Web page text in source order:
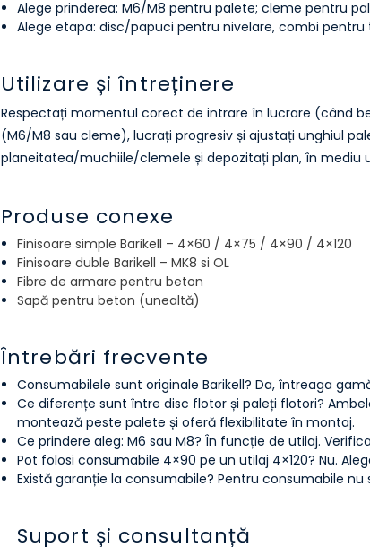
Alege prinderea: M6/M8 pentru palete; cleme pentru
Alege etapa: disc/papuci pentru nivelare, combi
Utilizare și întreținere
Respectați momentul corect de intrare în lucrare (când
(M6/M8 sau cleme), lucrați progresiv și ajustați unghiul
planeitatea/muchiile/clemele și depozitați plan, în mediu
Produse conexe
Finisoare simple Barikell – 4×60 / 4×75 / 4×90 / 4×120
Finisoare duble Barikell – MK8 si OL
Fibre de armare pentru beton
Sapă pentru beton (unealtă)
Întrebări frecvente
Consumabilele sunt originale Barikell? Da, întreaga
Ce diferențe sunt între disc flotor și paleți flotori?
montează peste palete și oferă flexibilitate în montaj.
Ce prindere aleg: M6 sau M8? În funcție de utilaj.
Pot folosi consumabile 4×90 pe un utilaj 4×120? Nu.
Există garanție la consumabile? Pentru consumabile
Suport și consultanță